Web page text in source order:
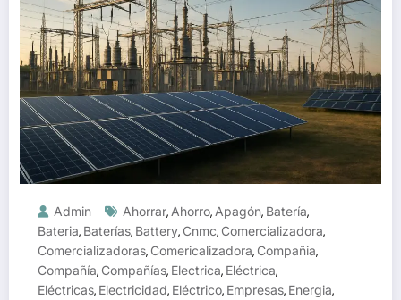
Admin Ahorrar, Ahorro, Apagón, Batería,
Bateria, Baterías, Battery, Cnmc, Comercializadora,
Comercializadoras, Comericalizadora, Compañia,
Compañía, Compañías, Electrica, Eléctrica,
Eléctricas, Electricidad, Eléctrico, Empresas, Energia,